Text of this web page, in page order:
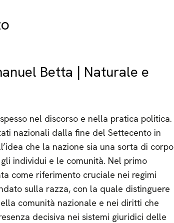
Betta | Naturale e
nel discorso e nella pratica politica.
nazionali dalla fine del Settecento in
che la nazione sia una sorta di corpo
individui e le comunità. Nel primo
come riferimento cruciale nei regimi
sulla razza, con la quale distinguere
comunità nazionale e nei diritti che
decisiva nei sistemi giuridici delle